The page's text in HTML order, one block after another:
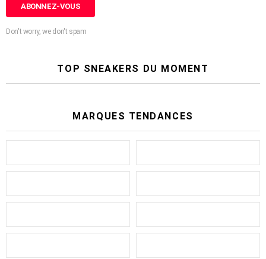
Don't worry, we don't spam
TOP SNEAKERS DU MOMENT
MARQUES TENDANCES